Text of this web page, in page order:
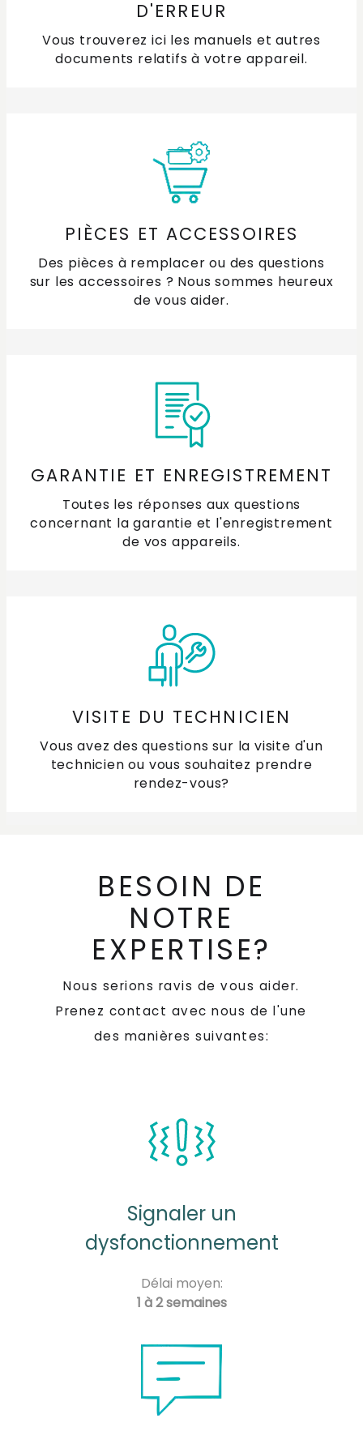
D'ERREUR
Vous trouverez ici les manuels et autres
documents relatifs à votre appareil.
PIÈCES ET ACCESSOIRES
Des pièces à remplacer ou des questions
sur les accessoires ? Nous sommes heureux
de vous aider.
GARANTIE ET ENREGISTREMENT
Toutes les réponses aux questions
concernant la garantie et l'enregistrement
de vos appareils.
VISITE DU TECHNICIEN
Vous avez des questions sur la visite d'un
technicien ou vous souhaitez prendre
rendez-vous?
BESOIN DE
NOTRE
EXPERTISE?
Nous serions ravis de vous aider.
Prenez contact avec nous de l'une
des manières suivantes:
Signaler un
dysfonctionnement
Délai moyen:
1 à 2 semaines